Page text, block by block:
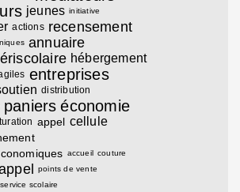
jeunes initiative
actions recensement
annuaire
hébergement
entreprises
distribution
paniers économie
appel cellule
accueil couture
points de vente
service scolaire